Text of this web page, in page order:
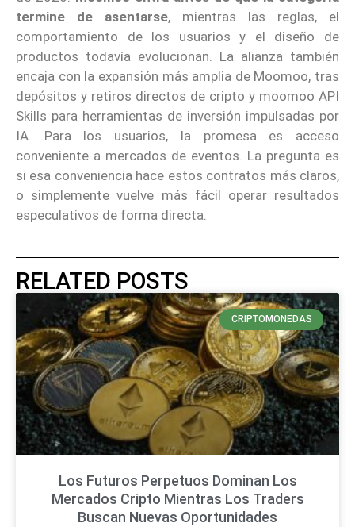
termine de asentarse, mientras las reglas, el
comportamiento de los usuarios y el diseño de
productos todavía evolucionan. La alianza también
encaja con la expansión más amplia de Moomoo, tras
depósitos y retiros directos de cripto y moomoo API
Skills para herramientas de inversión impulsadas por
IA. Para los usuarios, la promesa es acceso
conveniente a mercados de eventos. La pregunta es
si esa conveniencia hace estos contratos más claros,
o simplemente vuelve más fácil operar resultados
especulativos de forma directa.
RELATED POSTS
CRIPTOMONEDAS
Los Futuros Perpetuos Dominan Los
Mercados Cripto Mientras Los Traders
Buscan Nuevas Oportunidades